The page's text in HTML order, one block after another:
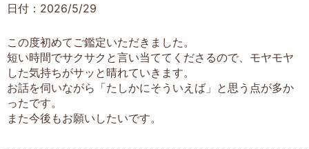
日付：2026/5/29
この度初めてご鑑定いただきました。
短い時間でサクサクと言い当ててくださるので、モヤモヤ
した気持ちがサッと晴れていきます。
お話を伺いながら「たしかにそういえば」と思う点が多か
ったです。
また今後もお願いしたいです。